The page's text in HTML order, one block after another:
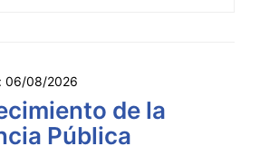
06/08/2026
de la
Pública